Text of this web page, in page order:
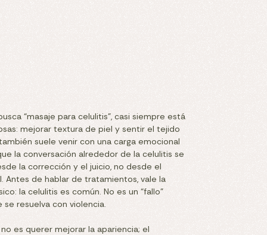
“masaje para celulitis”, casi siempre está
mejorar textura de piel y sentir el tejido
suele venir con una carga emocional
la conversación alrededor de la celulitis se
la corrección y el juicio, no desde el
Antes de hablar de tratamientos, vale la
la celulitis es común. No es un “fallo”
se resuelva con violencia.
es querer mejorar la apariencia; el